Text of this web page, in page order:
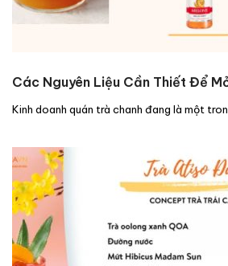
Các Nguyên Liệu Cần Thiết Để
Kinh doanh quán trà chanh đang là một